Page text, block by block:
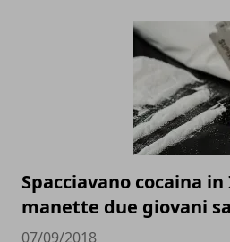
Spacciavano cocaina
manette due giovani
07/09/2018